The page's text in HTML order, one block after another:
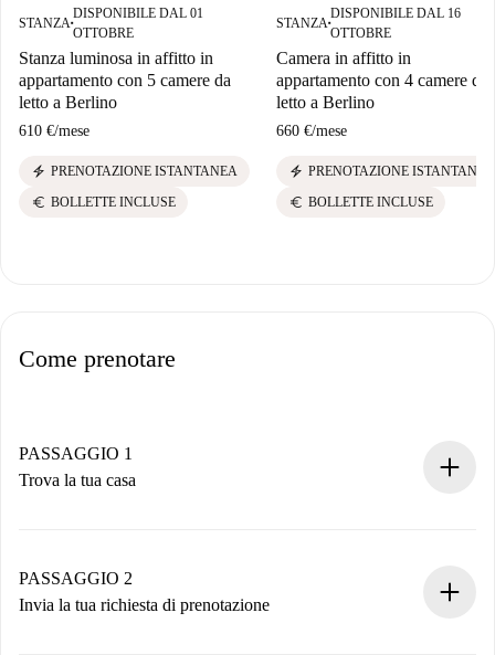
STANZA ■
DISPONIBILE DAL 01
OTTOBRE
Stanza luminosa in affitto in
appartamento con 5 camere da
letto a Berlino
610 €/mese
electric_bolt PRENOTAZIONE ISTANTANEA
euro BOLLETTE INCLUSE
STANZA ■
DISPONIBILE DAL 16
OTTOBRE
Camera in affitto in
appartamento con 4 camere da
letto a Berlino
660 €/mese
electric_bolt PRENOTAZIONE ISTANTANEA
euro BOLLETTE INCLUSE
Come prenotare
PASSAGGIO 1
Trova la tua casa
Hai tutte le informazioni necessarie in anticipo.
PASSAGGIO 2
Invia la tua richiesta di prenotazione